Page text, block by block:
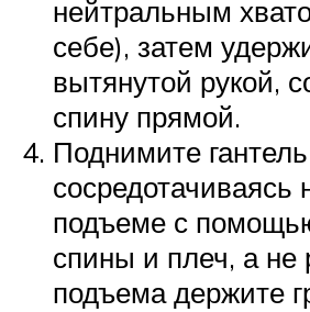
нейтральным
себе), затем
вытянутой рукой,
спину прямой.
Поднимите гантель
сосредотачиваясь
подъеме с
спины и плеч, а не
подъема держите